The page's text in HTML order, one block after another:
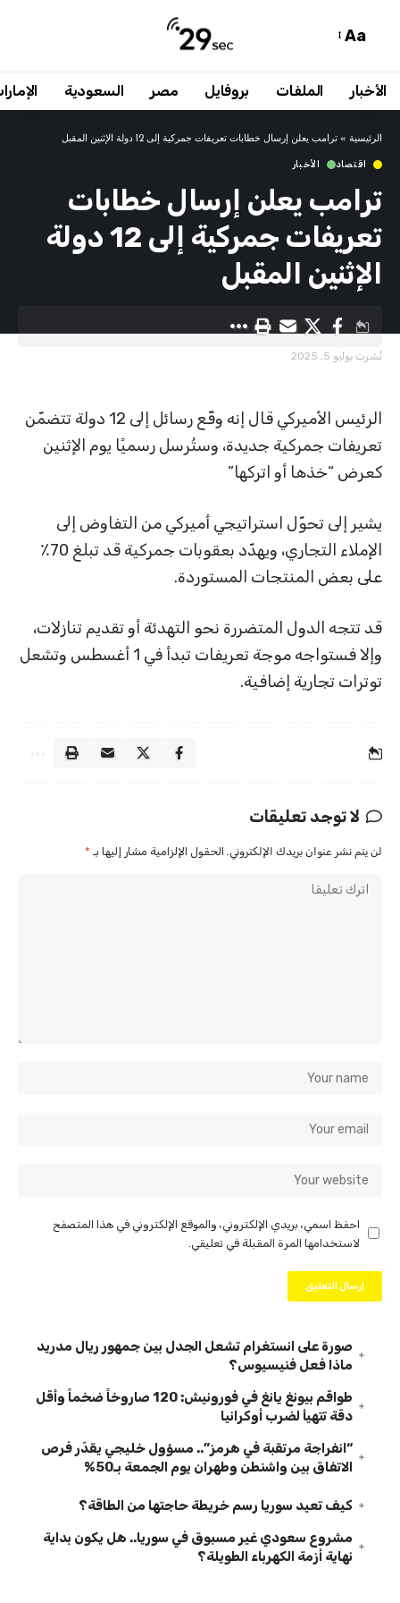
Aa
الأخبار الملفات بروفايل مصر السعودية
الرئيسية » ترامب يعلن إرسال خطابات تعريفات جمركية إلى 12 دولة الإثنين المقبل
اقتصاد الأخبار
ترامب يعلن إرسال خطابات
تعريفات جمركية إلى 12 دولة
الإثنين المقبل
نُشرت يوليو 5, 2025
الرئيس الأميركي قال إنه وقّع رسائل إلى 12 دولة تتضمّن
تعريفات جمركية جديدة، وستُرسل رسميًا يوم الإثنين
كعرض “خذها أو اتركها”
يشير إلى تحوّل استراتيجي أميركي من التفاوض إلى
الإملاء التجاري، ويهدّد بعقوبات جمركية قد تبلغ 70٪
على بعض المنتجات المستوردة.
قد تتجه الدول المتضررة نحو التهدئة أو تقديم تنازلات،
وإلا فستواجه موجة تعريفات تبدأ في 1 أغسطس وتشعل
توترات تجارية إضافية.
لا توجد تعليقات
لن يتم نشر عنوان بريدك الإلكتروني. الحقول الإلزامية مشار إليها بـ *
احفظ اسمي، بريدي الإلكتروني، والموقع الإلكتروني في هذا المتصفح
لاستخدامها المرة المقبلة في تعليقي.
صورة على انستغرام تشعل الجدل بين جمهور ريال مدريد
ماذا فعل فنيسيوس؟
طواقم بيونغ يانغ في فورونيش: 120 صاروخاً ضخماً وأقل
دقة تتهيأ لضرب أوكرانيا
“انفراجة مرتقبة في هرمز”.. مسؤول خليجي يقدّر فرص
الاتفاق بين واشنطن وطهران يوم الجمعة بـ50%
كيف تعيد سوريا رسم خريطة حاجتها من الطاقة؟
مشروع سعودي غير مسبوق في سوريا.. هل يكون بداية
نهاية أزمة الكهرباء الطويلة؟